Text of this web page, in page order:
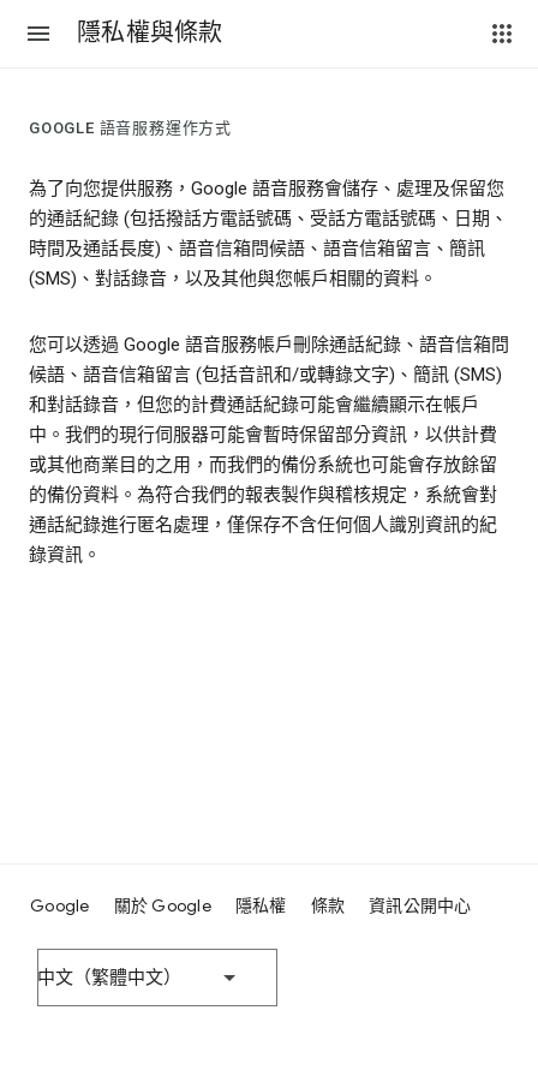
隱私權與條款
GOOGLE 語音服務運作方式
為了向您提供服務，Google 語音服務會儲存、處理及保留您
的通話紀錄 (包括撥話方電話號碼、受話方電話號碼、日期、
時間及通話長度)、語音信箱問候語、語音信箱留言、簡訊
(SMS)、對話錄音，以及其他與您帳戶相關的資料。
您可以透過 Google 語音服務帳戶刪除通話紀錄、語音信箱問
候語、語音信箱留言 (包括音訊和/或轉錄文字)、簡訊 (SMS)
和對話錄音，但您的計費通話紀錄可能會繼續顯示在帳戶
中。我們的現行伺服器可能會暫時保留部分資訊，以供計費
或其他商業目的之用，而我們的備份系統也可能會存放餘留
的備份資料。為符合我們的報表製作與稽核規定，系統會對
通話紀錄進行匿名處理，僅保存不含任何個人識別資訊的紀
錄資訊。
Google 關於 Google 隱私權 條款 資訊公開中心
中文（繁體中文）